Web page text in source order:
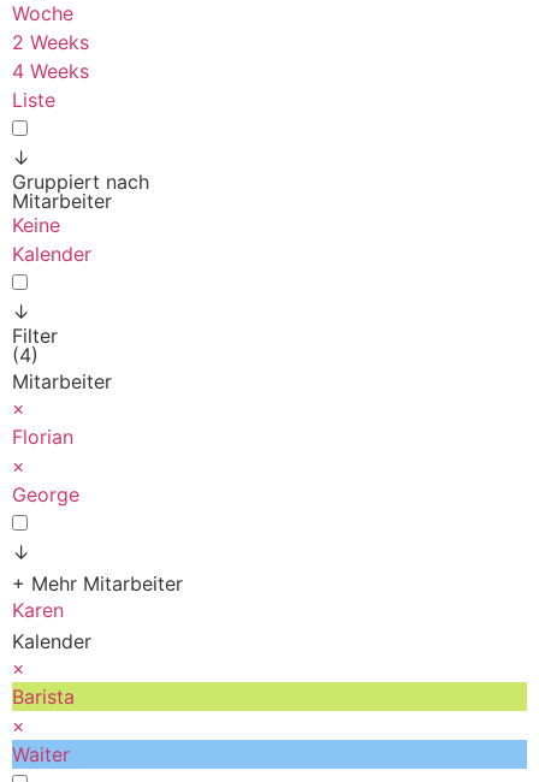
Woche
2 Weeks
4 Weeks
Liste
↓
Gruppiert nach
Mitarbeiter
Keine
Kalender
↓
Filter
(4)
Mitarbeiter
×
Florian
×
George
↓
+ Mehr Mitarbeiter
Karen
Kalender
×
Barista
×
Waiter